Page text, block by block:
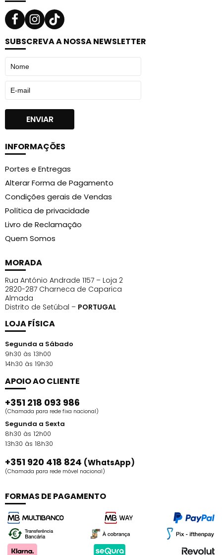
SUBSCREVA A NOSSA NEWSLETTER
INFORMAÇÕES
Portes e Entregas
Alterar Forma de Pagamento
Condições gerais de Vendas
Política de privacidade
Livro de Reclamação
Quem Somos
MORADA
Rua António Andrade 1157 – Loja 2
2820-287 Charneca de Caparica
Almada
Distrito de Setúbal – PORTUGAL
LOJA FÍSICA
Segunda a Sábado
9h30 às 13h00
14h30 às 19h30
APOIO AO CLIENTE
+351 218 093 986
(Chamada para rede fixa nacional)
Segunda a Sexta
8h30 às 12h00
13h30 às 18h30
+351 920 418 824 (WhatsApp)
(Chamada para rede móvel nacional)
FORMAS DE PAGAMENTO